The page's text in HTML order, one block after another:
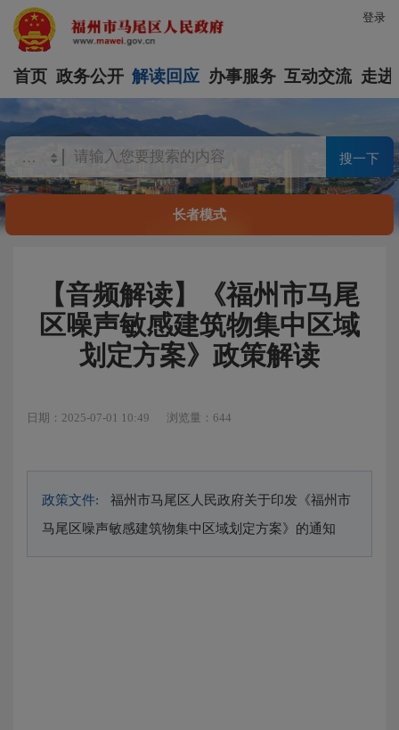
登录
首页 政务公开 解读回应 办事服务 互动交流 走进
搜一下
长者模式
【音频解读】《福州市马尾
区噪声敏感建筑物集中区域
划定方案》政策解读
日期：2025-07-01 10:49 浏览量：644
政策文件:
福州市马尾区人民政府关于印发《福州市
马尾区噪声敏感建筑物集中区域划定方案》的通知